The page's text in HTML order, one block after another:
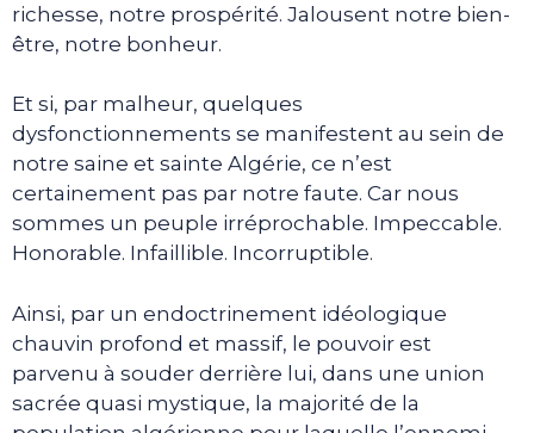
richesse, notre prospérité. Jalousent notre bien-
être, notre bonheur.
Et si, par malheur, quelques
dysfonctionnements se manifestent au sein de
notre saine et sainte Algérie, ce n’est
certainement pas par notre faute. Car nous
sommes un peuple irréprochable. Impeccable.
Honorable. Infaillible. Incorruptible.
Ainsi, par un endoctrinement idéologique
chauvin profond et massif, le pouvoir est
parvenu à souder derrière lui, dans une union
sacrée quasi mystique, la majorité de la